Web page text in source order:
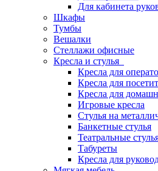
Для кабинета
Шкафы
Тумбы
Вешалки
Стеллажи офисные
Кресла и стулья
Кресла для
Кресла для
Кресла для
Игровые кресла
Стулья на
Банкетные стулья
Театральные
Табуреты
Кресла для